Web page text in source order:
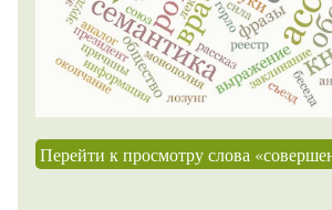
Перейти к просмотру слова